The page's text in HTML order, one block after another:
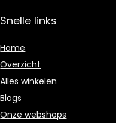
Snelle links
Home
Overzicht
Alles winkelen
Blogs
Onze webshops